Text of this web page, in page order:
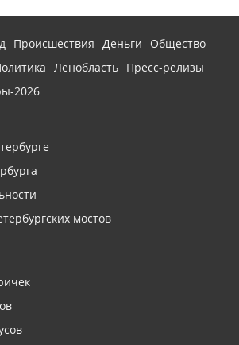
Происшествия Деньги
Общество
Ленобласть Пресс-релизы
2026
мостов